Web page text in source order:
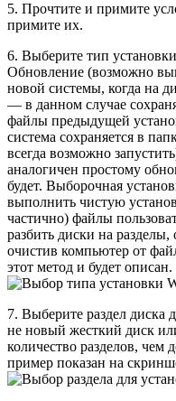
5. Прочтите и примите
примите их.
6. Выберите тип
Обновление (возможно
новой системы, когда на
— в данном случае
файлы предыдущей
система сохраняется в
всегда возможно
аналогичен простому
будет. Выборочная
выполнить чистую
частично) файлы
разбить диски на
очистив компьютер от
этот метод и будет описан.
7. Выберите раздел диска
не новый жесткий диск
количество разделов, чем
пример показан на